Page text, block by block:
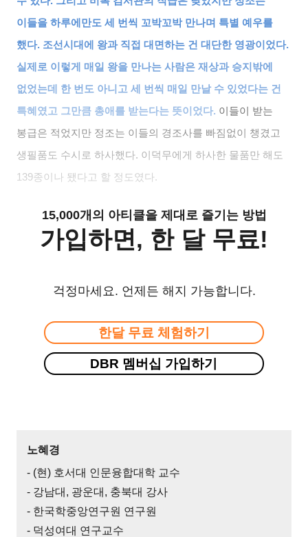
이들을 하루에만도 세 번씩 꼬박꼬박 만나며 특별 예우를
했다. 조선시대에 왕과 직접 대면하는 건 대단한 영광이었다.
실제로 이렇게 매일 왕을 만나는 사람은 재상과 승지밖에
없었는데 한 번도 아니고 세 번씩 매일 만날 수 있었다는 건
특혜였고 그만큼 총애를 받는다는 뜻이었다. 이들이 받는
봉급은 적었지만 정조는 이들의 경조사를 빠짐없이 챙겼고
생필품도 수시로 하사했다. 이덕무에게 하사한 물품만 해도
139종이나 됐다고 할 정도였다.
15,000개의 아티클을 제대로 즐기는 방법
가입하면, 한 달 무료!
걱정마세요. 언제든 해지 가능합니다.
한달 무료 체험하기
DBR 멤버십 가입하기
노혜경
- (현) 호서대 인문융합대학 교수
- 강남대, 광운대, 충북대 강사
- 한국학중앙연구원 연구원
- 덕성여대 연구교수